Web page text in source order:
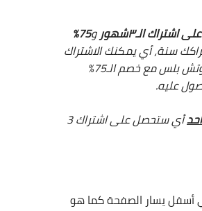
و 75%
سنة، أي يمكنك الاشتراك
لمدة سنة وإهداء صديقك أو أي شخص تريده اشتراك سنة مجاني في الكوتش بلس مع خصم الـ75%
عليه.
أي ستحصل على اشتراك 3
يسار الصفحة كما هو